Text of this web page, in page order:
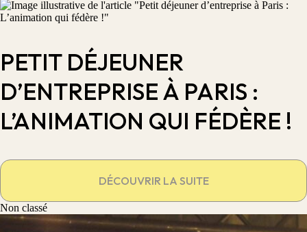
PETIT DÉJEUNER
D’ENTREPRISE À PARIS :
L’ANIMATION QUI FÉDÈRE !
DÉCOUVRIR LA SUITE
Non classé